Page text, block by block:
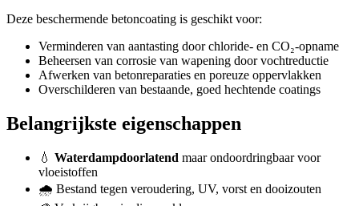
Deze beschermende betoncoating is geschikt voor:
Verminderen van aantasting door chloride- en CO₂-opname
Beheersen van corrosie van wapening door vochtreductie
Afwerken van betonreparaties en poreuze oppervlakken
Overschilderen van bestaande, goed hechtende coatings
Belangrijkste eigenschappen
💧 Waterdampdoorlatend maar ondoordringbaar voor
vloeistoffen
🌧️ Bestand tegen veroudering, UV, vorst en dooizouten